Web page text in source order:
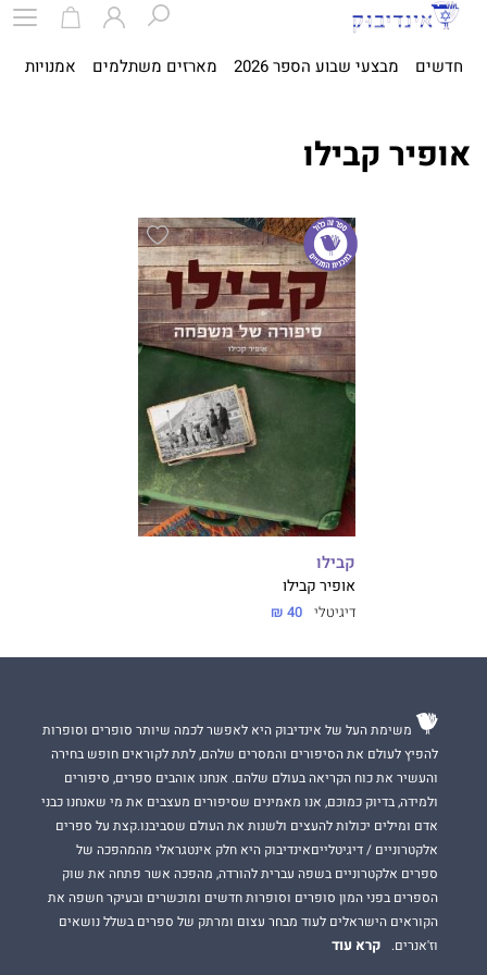
חדשים מבצעי שבוע הספר 2026 מארזים משתלמים אמנויות
אופיר קבילו
קבילו
אופיר קבילו
דיגיטלי 40 ₪
משימת העל של אינדיבוק היא לאפשר לכמה שיותר סופרים וסופרות
להפיץ לעולם את הסיפורים והמסרים שלהם, לתת לקוראים חופש בחירה
והעשיר את כוח הקריאה בעולם שלהם. אנחנו אוהבים ספרים, סיפורים
ולמידה, בדיוק כמוכם, אנו מאמינים שסיפורים מעצבים את מי שאנחנו כבני
אדם ומילים יכולות להעצים ולשנות את העולם שסביבנו.קצת על ספרים
אלקטרוניים / דיגיטלייםאינדיבוק היא חלק אינטגראלי מהמהפכה של
ספרים אלקטרוניים בשפה עברית להורדה, מהפכה אשר פתחה את שוק
הספרים בפני המון סופרים וסופרות חדשים ומוכשרים ובעיקר חשפה את
הקוראים הישראלים לעוד מבחר עצום ומרתק של ספרים בשלל נושאים
וז'אנרים.
קרא עוד